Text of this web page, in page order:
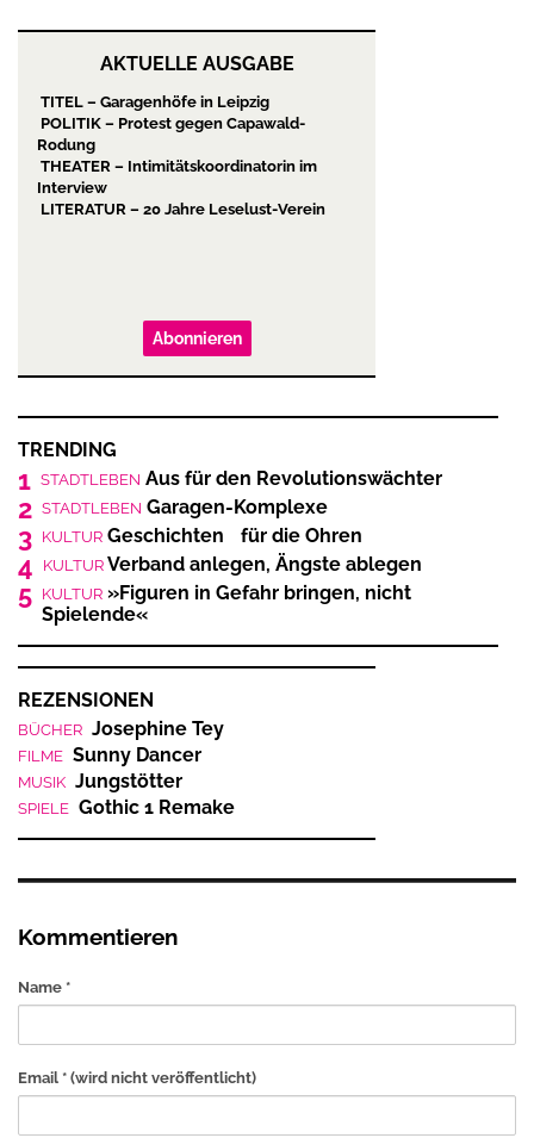
AKTUELLE AUSGABE
TITEL – Garagenhöfe in Leipzig
POLITIK – Protest gegen Capawald-
Rodung
THEATER – Intimitätskoordinatorin im
Interview
LITERATUR – 20 Jahre Leselust-Verein
Abonnieren
TRENDING
1 STADTLEBEN Aus für den Revolutionswächter
2 STADTLEBEN Garagen-Komplexe
3 KULTUR Geschichten für die Ohren
4 KULTUR Verband anlegen, Ängste ablegen
5 KULTUR »Figuren in Gefahr bringen, nicht
Spielende«
REZENSIONEN
BÜCHER Josephine Tey
FILME Sunny Dancer
MUSIK Jungstötter
SPIELE Gothic 1 Remake
Kommentieren
Name *
Email * (wird nicht veröffentlicht)